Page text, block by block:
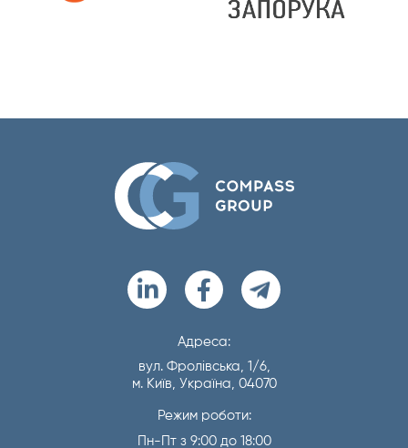
Адреса:
вул. Фролівська, 1/6,
м. Київ, Україна, 04070
Режим роботи:
Пн-Пт з 9:00 до 18:00